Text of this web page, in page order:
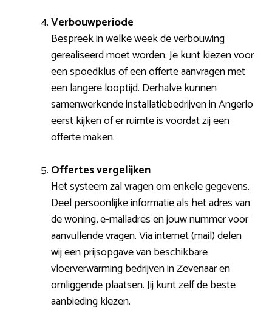
Verbouwperiode
Bespreek in welke week de verbouwing
gerealiseerd moet worden. Je kunt kiezen voor
een spoedklus of een offerte aanvragen met
een langere looptijd. Derhalve kunnen
samenwerkende installatiebedrijven in Angerlo
eerst kijken of er ruimte is voordat zij een
offerte maken.
Offertes vergelijken
Het systeem zal vragen om enkele gegevens.
Deel persoonlijke informatie als het adres van
de woning, e-mailadres en jouw nummer voor
aanvullende vragen. Via internet (mail) delen
wij een prijsopgave van beschikbare
vloerverwarming bedrijven in Zevenaar en
omliggende plaatsen. Jij kunt zelf de beste
aanbieding kiezen.